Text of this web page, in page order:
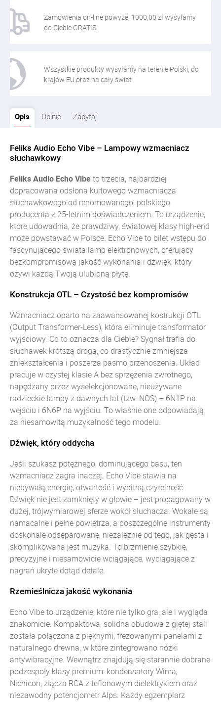
Zamówienia on-line powyżej 1000,00 zł wysyłamy
do Ciebie GRATIS
Wszystkie produkty wysyłamy na terenie Polski, do
krajów EU oraz na cały świat
Opis Opinie Zapytaj
Feliks Audio Echo Vibe – Lampowy wzmacniacz
słuchawkowy
Feliks Audio Echo Vibeto trzecia, najbardziej
dopracowana odsłona kultowego wzmacniacza
słuchawkowego od renomowanego, polskiego
producenta z 25-letnim doświadczeniem. To urządzenie,
które udowadnia, że prawdziwy, światowej klasy high-end
może powstawać w Polsce. Echo Vibe to bilet wstępu do
fascynującego świata lamp elektronowych, oferujący
bezkompromisową jakość wykonania i dźwięk, który
ożywi każdą Twoją ulubioną płytę.
Konstrukcja OTL – Czystość bez kompromisów
Wzmacniacz oparto na zaawansowanej kostrukcji OTL
(Output Transformer-Less), która eliminuje transformator
wyjściowy. Co to oznacza dla Ciebie? Sygnał trafia do
słuchawek krótszą drogą, co drastycznie zmniejsza
zniekształcenia i poszerza pasmo przenoszenia. Układ
pracuje w czystej klasie A bez sprzężenia zwrotnego,
napędzany przez wyselekcjonowane, nieużywane
radzieckie lampy z dawnych lat (tzw. NOS) – 6N1P na
wejściu i 6N6P na wyjściu. To właśnie one odpowiadają
za niesamowitą muzykalność tego modelu.
Dźwięk, który oddycha
Jeśli szukasz potężnego, dominującego basu, ten
wzmacniacz zagra inaczej. Echo Vibe stawia na
niebywałą energię, otwartość i wybitną czytelność.
Dźwięk nie jest zamknięty w głowie – jest propagowany w
dużej, trójwymiarowej sferze wokół słuchacza. Wokale są
namacalne i pełne powietrza, a poszczególne instrumenty
doskonale odseparowane, niezależnie od tego, jak gęsta i
skomplikowana jest muzyka. To brzmienie szybkie,
precyzyjne i niesamowicie wciągające, wyciągające z
nagrań ukryte dotąd detale.
Rzemieślnicza jakość wykonania
Echo Vibe to urządzenie, które nie tylko gra, ale i wygląda
znakomicie. Kompaktowa, solidna obudowa z giętej stali
została połączona z pięknymi, frezowanymi panelami z
naturalnego drewna, w które zintegrowano nóżki
antywibracyjne. Wewnątrz znajdują się starannie dobrane
podzespoły klasy premium: kondensatory Wima,
Nichicon, złącza RCA z teflonowym dielektrykiem oraz
niezawodny potencjometr Alps. Każdy egzemplarz